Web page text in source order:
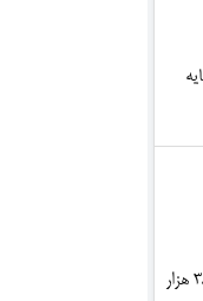
سالانه در شرکت چوب و کاغذ مازندران 380 هزار